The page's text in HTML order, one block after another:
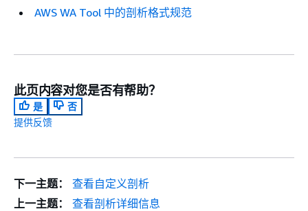
AWS WA Tool 中的剖析格式规范
此页内容对您是否有帮助？
是
否
提供反馈
下一主题：
查看自定义剖析
上一主题：
查看剖析详细信息